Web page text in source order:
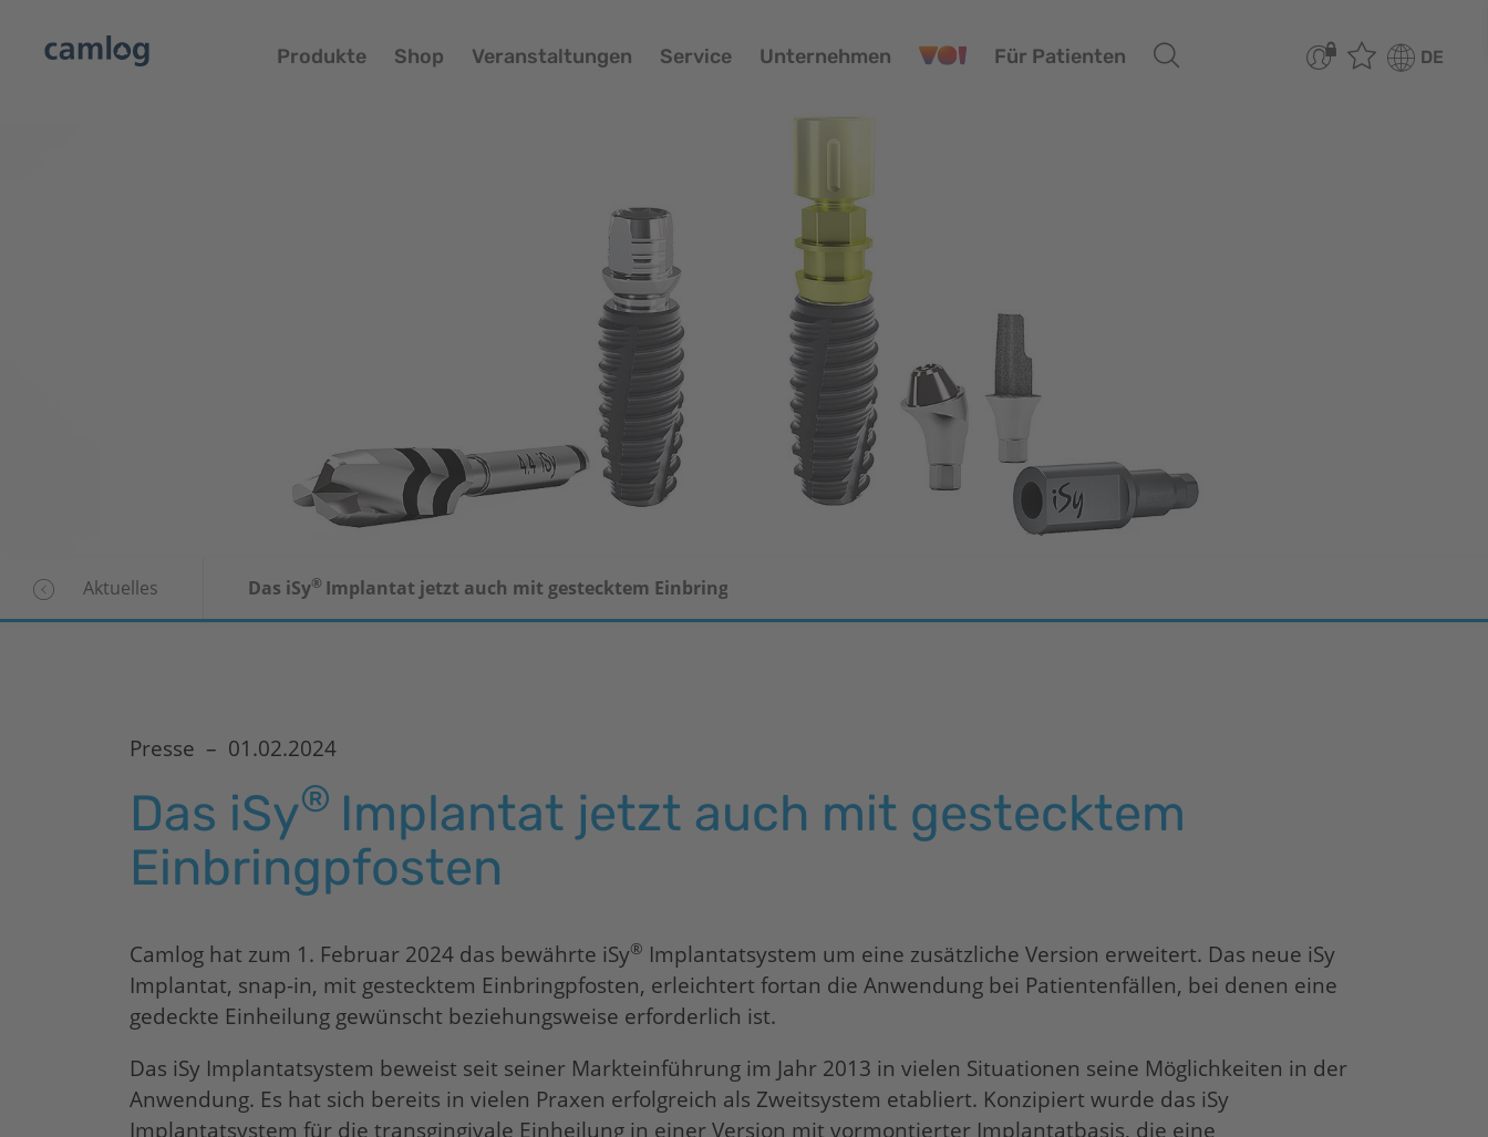
Produkte Shop Veranstaltungen Service Unternehmen Für Patienten DE
Aktuelles Das iSy® Implantat jetzt auch mit gestecktem Einbringpfosten
Presse – 01.02.2024
Das iSy® Implantat jetzt auch mit gestecktem
Einbringpfosten
Camlog hat zum 1. Februar 2024 das bewährte iSy® Implantatsystem um eine zusätzliche Version erweitert. Das neue iSy
Implantat, snap-in, mit gestecktem Einbringpfosten, erleichtert fortan die Anwendung bei Patientenfällen, bei denen eine
gedeckte Einheilung gewünscht beziehungsweise erforderlich ist.
Das iSy Implantatsystem beweist seit seiner Markteinführung im Jahr 2013 in vielen Situationen seine Möglichkeiten in der
Anwendung. Es hat sich bereits in vielen Praxen erfolgreich als Zweitsystem etabliert. Konzipiert wurde das iSy
Implantatsystem für die transgingivale Einheilung in einer Version mit vormontierter Implantatbasis, die eine